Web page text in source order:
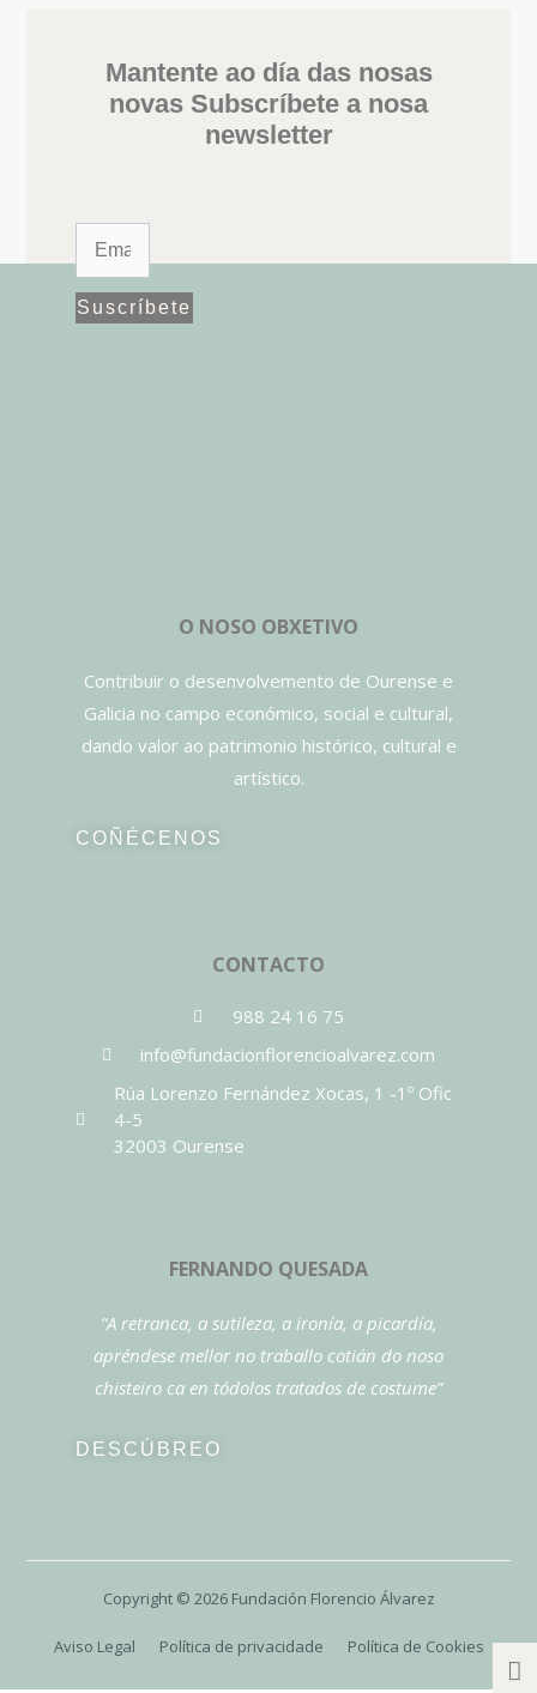
Mantente ao día das nosas
novas Subscríbete a nosa
newsletter
Suscríbete
O NOSO OBXETIVO
Contribuir o desenvolvemento de Ourense e
Galicia no campo económico, social e cultural,
dando valor ao patrimonio histórico, cultural e
artístico.
COÑÉCENOS
CONTACTO
988 24 16 75
info@fundacionflorencioalvarez.com
Rúa Lorenzo Fernández Xocas, 1 -1º Ofic
4-5
32003 Ourense
FERNANDO QUESADA
“A retranca, a sutileza, a ironía, a picardía,
apréndese mellor no traballo cotián do noso
chisteiro ca en tódolos tratados de costume”
DESCÚBREO
Copyright © 2026Fundación Florencio Álvarez
Aviso Legal Política de privacidade Política de Cookies